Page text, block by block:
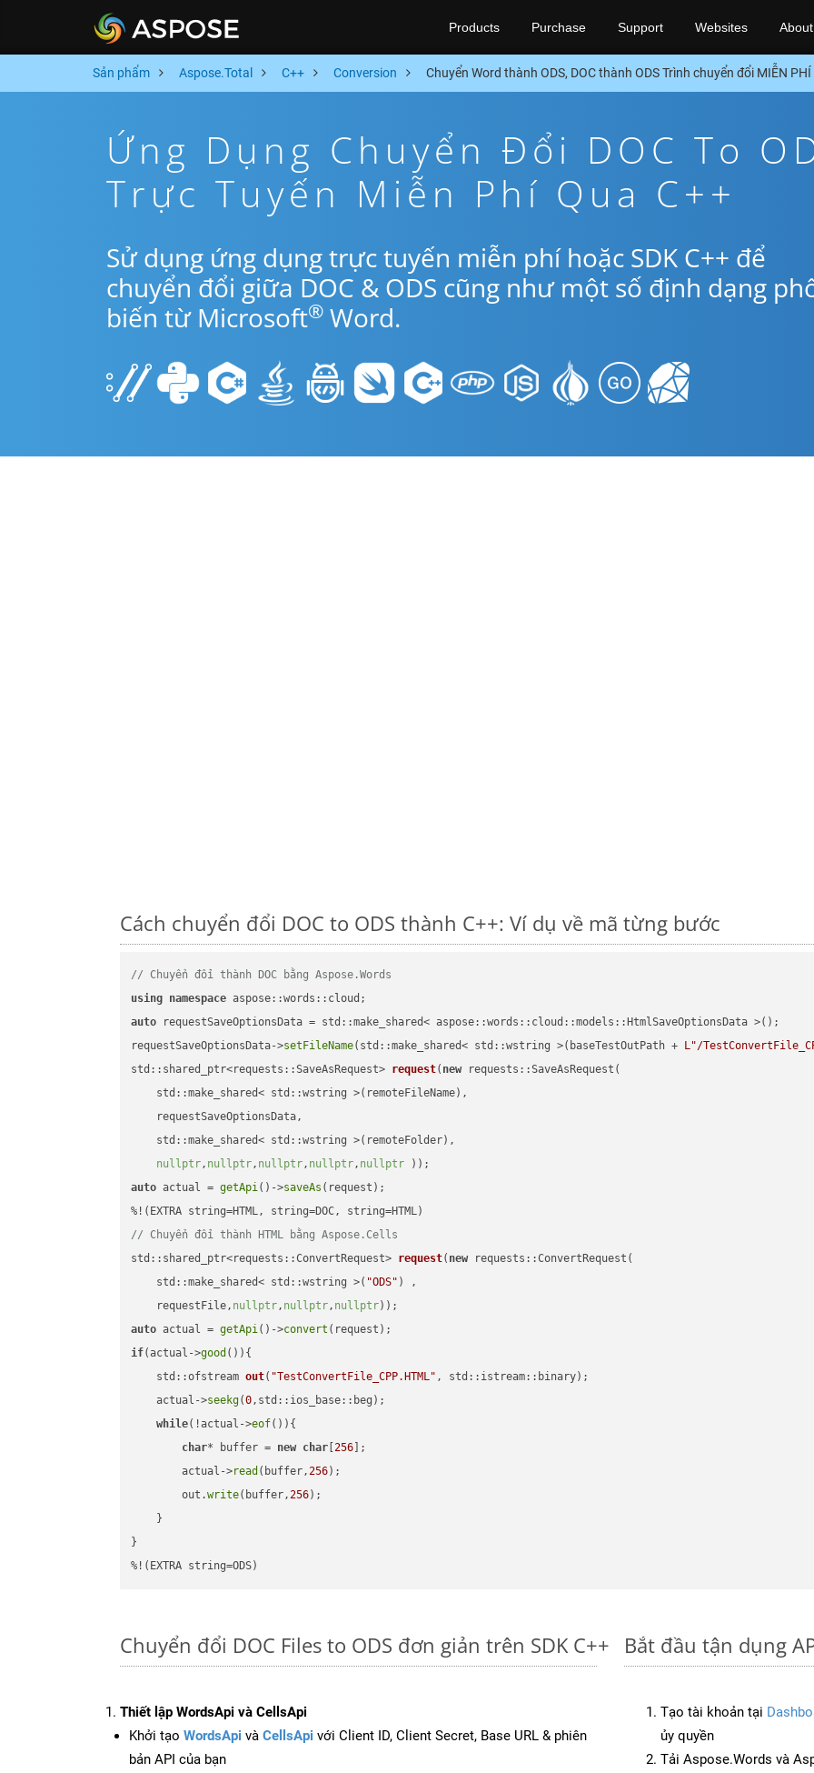
Products Purchase Support Websites About
Sản phẩm Aspose.Total C++ Conversion Chuyển Word thành ODS, DOC thành ODS Trình chuyển đổi MIỄN
Ứng Dụng Chuyển Đổi DOC To
Trực Tuyến Miễn Phí Qua C++
Sử dụng ứng dụng trực tuyến miễn phí hoặc SDK C++ để
chuyển đổi giữa DOC & ODS cũng như một số định dạng
biến từ Microsoft® Word.
Cách chuyển đổi DOC to ODS thành C++: Ví dụ về mã từng bước
// Chuyển đổi thành DOC bằng Aspose.Words
using namespace
auto requestSaveOptionsData = std::make_shared< aspose::words::cloud::models::HtmlSaveOptionsData >();
requestSaveOptionsData->setFileName(std::make_shared< std::wstring >(baseTestOutPath + L"/
std::shared_ptr<requests::SaveAsRequest> request( new requests::SaveAsRequest(
    std::make_shared< std::wstring >(remoteFileName),
    requestSaveOptionsData,
    std::make_shared< std::wstring >(remoteFolder),
nullptr, nullptr, nullptr, nullptr, nullptr ))
auto actual = getApi()->saveAs (request);
// Chuyển đổi thành HTML bằng Aspose.Cells
std::shared_ptr<requests::ConvertRequest> request( new requests::ConvertRequest(
    std::make_shared< std::wstring >(
"ODS" ) ,
    requestFile,
nullptr, nullptr, nullptr))
auto actual = getApi()->convert
if(actual->good ()){
std::ofstream out( "TestConvertFile_CPP.HTML" , std::istream::binary) ;
    actual->
seekg(0,std::ios_base::beg);
while(!actual->eof()){
char* buffer = new char [256 ];
        actual->
read (buffer,256);
        out.
write(buffer,256);
    }
}
%!(EXTRA string=ODS)
Chuyển đổi DOC Files to ODS đơn giản trên SDK C++
Thiết lập WordsApi và CellsApi
Khởi tạo WordsApi và CellsApi với Client ID, Client Secret, Base URL & phiên
bản API của bạn
Bắt đầu tận dụng
Tạo tài khoản tại
ủy quyền
Tải Aspose.Words và